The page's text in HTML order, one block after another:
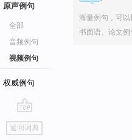
原声例句
全部
音频例句
视频例句
权威例句
go
top
返回词典
海量例句，可以
书面语、论文例